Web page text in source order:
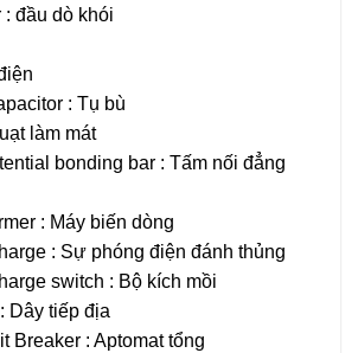
: đầu dò khói
: Tụ bù
làm mát
bonding bar : Tấm nối đẳng
: Máy biến dòng
: Sự phóng điện đánh thủng
switch : Bộ kích mồi
Dây tiếp địa
Breaker : Aptomat tổng